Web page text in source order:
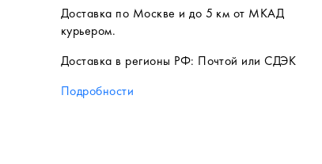
Доставка по Москве и до 5 км от МКАД
курьером.
Доставка в регионы РФ: Почтой или СДЭК
Подробности